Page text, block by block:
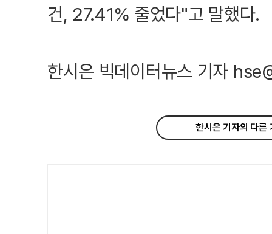
건, 27.41% 줄었다"고 말했다.
한시은 빅데이터뉴스 기자
한시은 기자의 다른